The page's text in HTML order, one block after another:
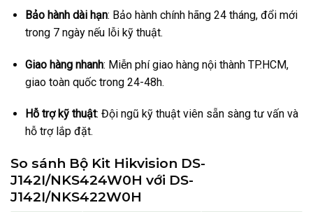
Bảo hành dài hạn: Bảo hành chính hãng 24 tháng, đổi mới
trong 7 ngày nếu lỗi kỹ thuật.
Giao hàng nhanh: Miễn phí giao hàng nội thành TP.HCM,
giao toàn quốc trong 24-48h.
Hỗ trợ kỹ thuật: Đội ngũ kỹ thuật viên sẵn sàng tư vấn và
hỗ trợ lắp đặt.
So sánh Bộ Kit Hikvision DS-
J142I/NKS424W0H với DS-
J142I/NKS422W0H